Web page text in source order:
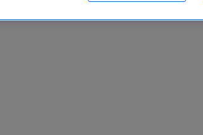
2005-2025